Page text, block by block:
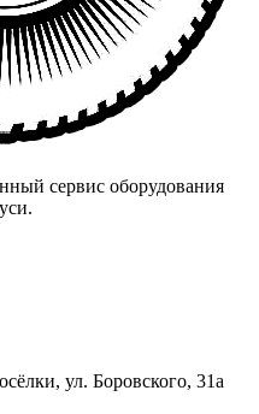
сервис оборудования
ул. Боровского, 31а